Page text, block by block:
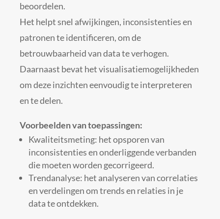
beoordelen.
Het helpt snel afwijkingen, inconsistenties en
patronen te identificeren, om de
betrouwbaarheid van data te verhogen.
Daarnaast bevat het visualisatiemogelijkheden
om deze inzichten eenvoudig te interpreteren
en te delen.
Voorbeelden van toepassingen:
Kwaliteitsmeting: het opsporen van
inconsistenties en onderliggende verbanden
die moeten worden gecorrigeerd.
Trendanalyse: het analyseren van correlaties
en verdelingen om trends en relaties in je
data te ontdekken.